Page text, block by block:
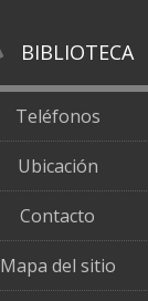
BIBLIOTECA
Teléfonos
Ubicación
Contacto
Mapa del sitio